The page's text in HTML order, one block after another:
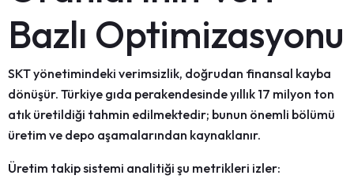
Bazlı Optimizasyonu
SKT yönetimindeki verimsizlik, doğrudan finansal kayba
dönüşür. Türkiye gıda perakendesinde yıllık 17 milyon ton
atık üretildiği tahmin edilmektedir; bunun önemli bölümü
üretim ve depo aşamalarından kaynaklanır.
Üretim takip sistemi analitiği şu metrikleri izler: